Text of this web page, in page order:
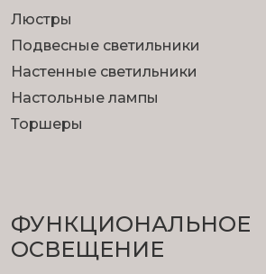
Люстры
Подвесные светильники
Настенные светильники
Настольные лампы
Торшеры
ФУНКЦИОНА­ЛЬНОЕ
ОСВЕЩЕНИЕ